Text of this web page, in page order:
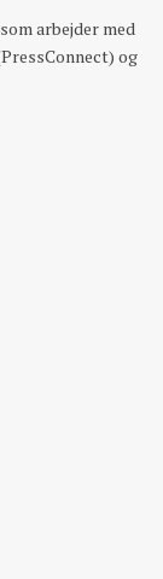
arbejder med
og